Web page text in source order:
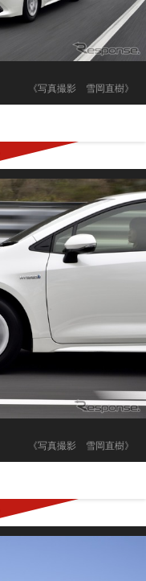
《写真撮影 雪岡直樹》
《写真撮影 雪岡直樹》